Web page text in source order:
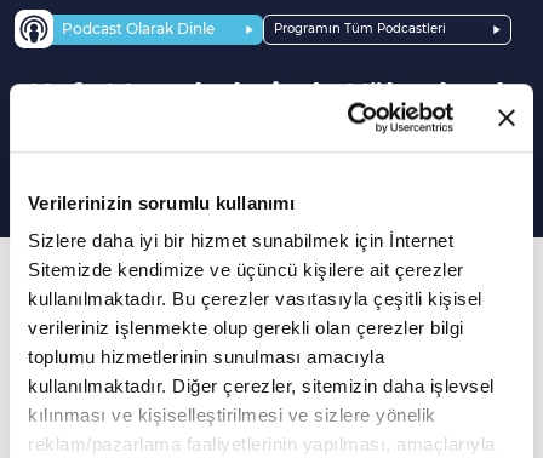
Verilerinizin sorumlu kullanımı
Sizlere daha iyi bir hizmet sunabilmek için İnternet
Sitemizde kendimize ve üçüncü kişilere ait çerezler
kullanılmaktadır. Bu çerezler vasıtasıyla çeşitli kişisel
verileriniz işlenmekte olup gerekli olan çerezler bilgi
toplumu hizmetlerinin sunulması amacıyla
kullanılmaktadır. Diğer çerezler, sitemizin daha işlevsel
kılınması ve kişiselleştirilmesi ve sizlere yönelik
reklam/pazarlama faaliyetlerinin yapılması, amaçlarıyla
Podcast Olarak Dinle Programın Tüm Podcastleri
Nefs Mertebelerinde Yükselmek
Nasıl Mümkün Olur? | Nefs Ülkesi
2. Bölüm
İnsan bir nefs mertebesinde sabit kalabilir mi?
Dr. Mustafa Merter'in katkıları, Prof. Dr.
Süleyman Derin'in sunumuyla "Nefs Ülkesi" Her
Perşembe 19.00'da VAV TV'de…